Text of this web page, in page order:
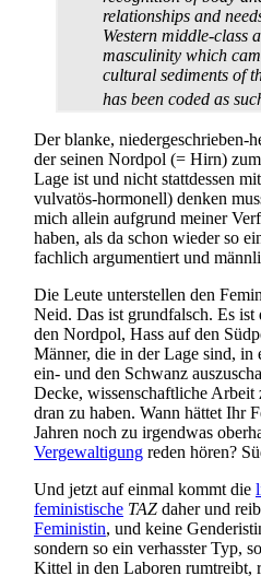
relationships and
Western middle-class
masculinity which
cultural sediments of
has been coded as
Der blanke, niedergeschrieben-
der seinen Nordpol (= Hirn)
Lage ist und nicht stattdessen
vulvatös-hormonell) denken
mich allein aufgrund meiner
haben, als da schon wieder so
fachlich argumentiert und
Die Leute unterstellen den
Neid. Das ist grundfalsch. Es
den Nordpol, Hass auf den
Männer, die in der Lage sind, in
ein- und den Schwanz
Decke, wissenschaftliche Arbeit
dran zu haben. Wann hättet Ihr
Jahren noch zu irgendwas
Vergewaltigung reden hören?
Und jetzt auf einmal kommt die
feministische TAZ daher und
Feministin, und keine
sondern so ein verhasster Typ,
Kittel in den Laboren rumtreibt,